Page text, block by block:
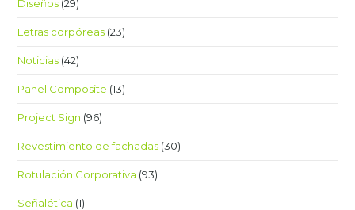
Diseños (29)
Letras corpóreas (23)
Noticias (42)
Panel Composite (13)
Project Sign (96)
Revestimiento de fachadas (30)
Rotulación Corporativa (93)
Señalética (1)